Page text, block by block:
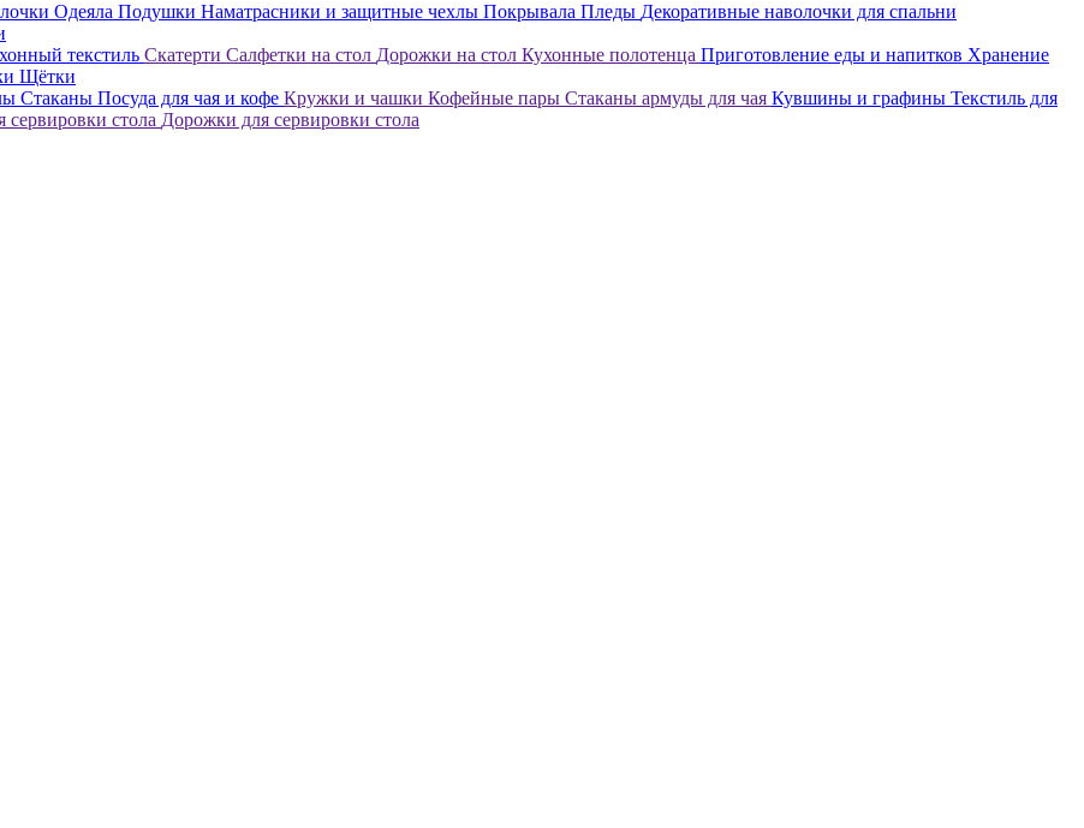
Одеяла Подушки Наматрасники и защитные чехлы Покрывала Пледы Декоративные наволочки для спальни
текстиль Скатерти Салфетки на стол Дорожки на стол Кухонные полотенца Приготовление еды и напитков Хранение
Щётки
Стаканы Посуда для чая и кофе Кружки и чашки Кофейные пары Стаканы армуды для чая Кувшины и графины Текстиль для
сервировки стола Дорожки для сервировки стола